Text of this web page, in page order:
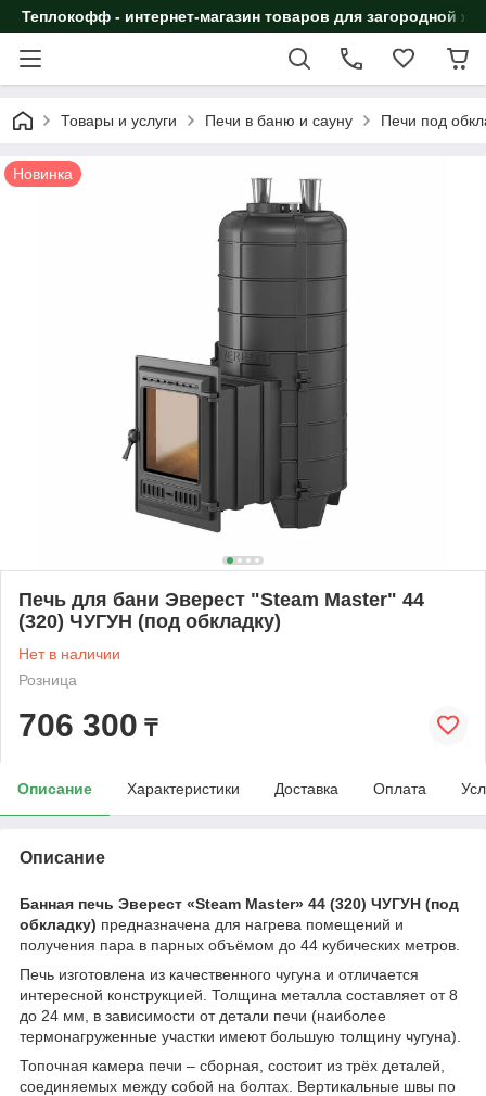
Теплокофф - интернет-магазин товаров для загородной
Товары и услуги Печи в баню и сауну Печи под
Новинка
Печь для бани Эверест "Steam Master" 44
(320) ЧУГУН (под обкладку)
Нет в наличии
Розница
706 300 ₸
Описание Характеристики Доставка Оплата
Описание
Банная печь Эверест «Steam Master» 44 (320) ЧУГУН (под
обкладку) предназначена для нагрева помещений и
получения пара в парных объёмом до 44 кубических метров.
Печь изготовлена из качественного чугуна и отличается
интересной конструкцией. Толщина металла составляет от 8
до 24 мм, в зависимости от детали печи (наиболее
термонагруженные участки имеют большую толщину чугуна).
Топочная камера печи – сборная, состоит из трёх деталей,
соединяемых между собой на болтах. Вертикальные швы по